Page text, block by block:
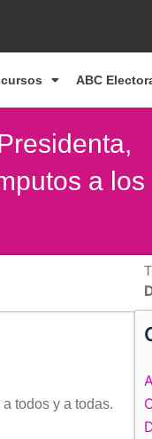
ABC
a los
todos y a todas.